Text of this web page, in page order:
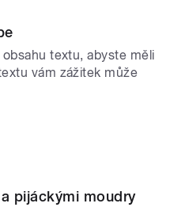
textu, abyste měli
vám zážitek může
pijáckými moudry